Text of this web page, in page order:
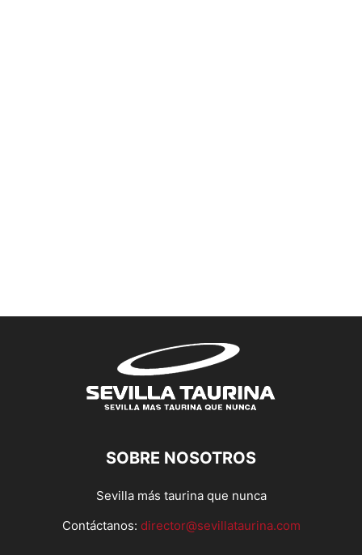
SOBRE NOSOTROS
Sevilla más taurina que nunca
Contáctanos: director@sevillataurina.com